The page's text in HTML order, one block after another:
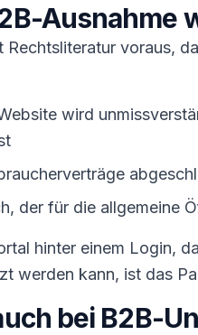
Ausnahme
Rechtsliteratur voraus,
wird
der für die allgemeine
hinter einem Login,
werden kann, ist das
bei B2B-